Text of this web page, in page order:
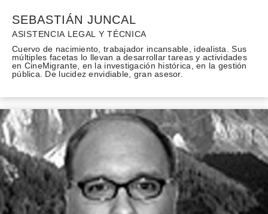
SEBASTIÁN JUNCAL
ASISTENCIA LEGAL Y TÉCNICA
Cuervo de nacimiento, trabajador incansable, idealista. Sus
múltiples facetas lo llevan a desarrollar tareas y actividades
en CineMigrante, en la investigación histórica, en la gestión
pública. De lucidez envidiable, gran asesor.